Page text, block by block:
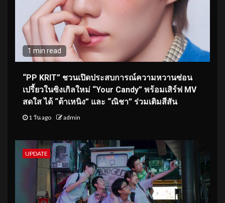
1 min read
“PP KRIT” ชวนเปิดประสบการณ์ความหวานซ่อน
เปรี้ยวในซิงเกิลใหม่ “Your Candy” พร้อมเสิร์ฟ MV
สดใส ได้ “ต้าเหนิง” และ “ณิชา” ร่วมเติมสีสัน
1 วัน ago admin
UPDATE